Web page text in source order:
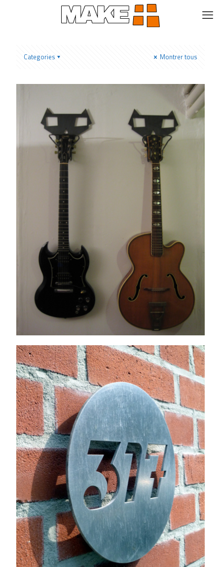
Categories Montrer tous
Porte guitare
JP ANNYS 317